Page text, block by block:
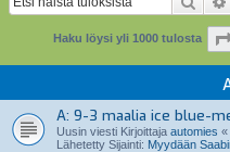
Haku löysi yli 1000 tulosta
A: 9-3 maalia ice blue-
Uusin viesti Kirjoittaja automies «
Lähetetty Sijainti: Myydään